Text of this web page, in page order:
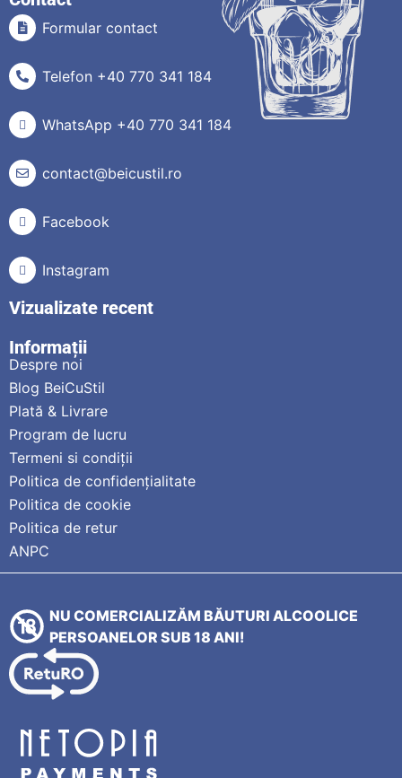
Formular contact
Telefon +40 770 341 184
WhatsApp +40 770 341 184
contact@beicustil.ro
Facebook
Instagram
Vizualizate recent
Informații
Despre noi
Blog BeiCuStil
Plată & Livrare
Program de lucru
Termeni si condiții
Politica de confidențialitate
Politica de cookie
Politica de retur
ANPC
NU COMERCIALIZĂM BĂUTURI ALCOOLICE
PERSOANELOR SUB 18 ANI!